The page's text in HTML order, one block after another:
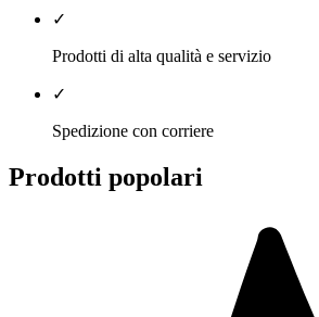
✓
Prodotti di alta qualità e servizio
✓
Spedizione con corriere
Prodotti popolari